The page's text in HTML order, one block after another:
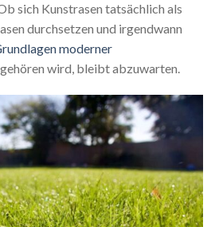
sich Kunstrasen tatsächlich als
durchsetzen und irgendwann
moderner
gehören wird, bleibt abzuwarten.